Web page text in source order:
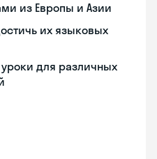
из Европы и Азии
их языковых
для различных